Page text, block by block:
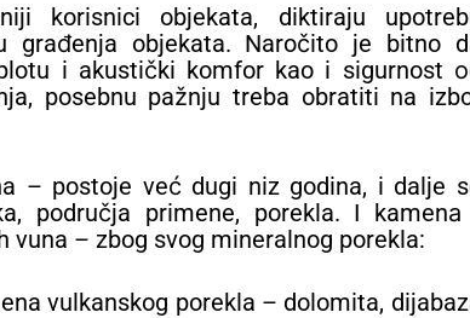
korisnici objekata, diktiraju
građenja objekata. Naročito je bitno
i akustički komfor kao i sigurnost
posebnu pažnju treba obratiti na
– postoje već dugi niz godina, i dalje
područja primene, porekla. I
– zbog svog mineralnog porekla:
vulkanskog porekla – dolomita,